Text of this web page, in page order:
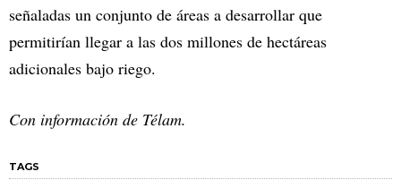
señaladas un conjunto de áreas a desarrollar que
permitirían llegar a las dos millones de hectáreas
adicionales bajo riego.
Con información de Télam.
TAGS